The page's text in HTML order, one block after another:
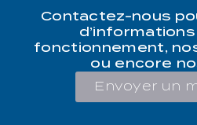
Contactez-nous
fonctionnement,
ou encore
Envoyer un